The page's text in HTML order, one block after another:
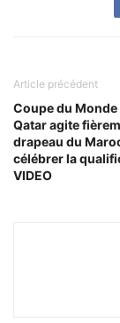
Article précédent
Coupe du Monde
Qatar agite
drapeau du
célébrer la
VIDEO